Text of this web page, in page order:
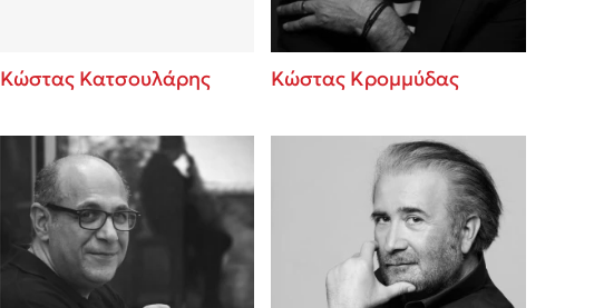
Κώστας Κατσουλάρης Κώστας Κρομμύδας